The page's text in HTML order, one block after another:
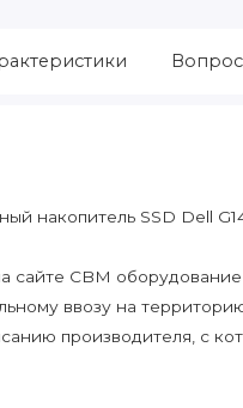
накопитель SSD Dell
сайте CBM
ввозу на
производителя, с